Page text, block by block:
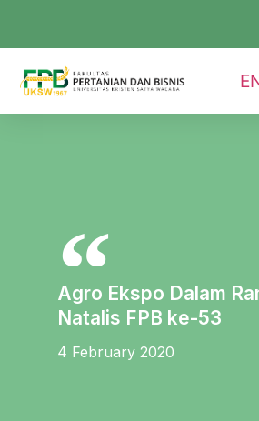
Agro Ekspo Dalam
Natalis FPB ke-53
4 February 2020